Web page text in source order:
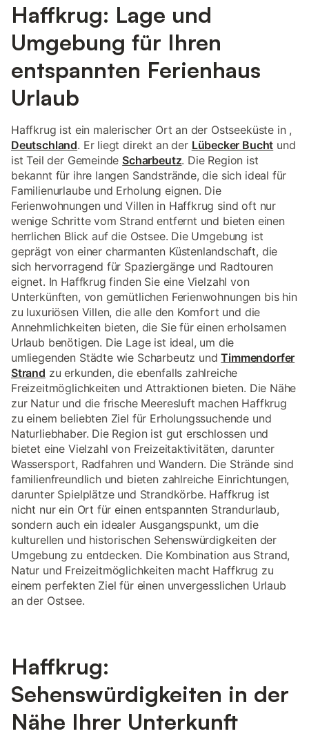
Haffkrug: Lage und
Umgebung für Ihren
entspannten Ferienhaus
Urlaub
Haffkrug ist ein malerischer Ort an der Ostseeküste in ,
Deutschland. Er liegt direkt an der Lübecker Bucht und
ist Teil der Gemeinde Scharbeutz. Die Region ist
bekannt für ihre langen Sandstrände, die sich ideal für
Familienurlaube und Erholung eignen. Die
Ferienwohnungen und Villen in Haffkrug sind oft nur
wenige Schritte vom Strand entfernt und bieten einen
herrlichen Blick auf die Ostsee. Die Umgebung ist
geprägt von einer charmanten Küstenlandschaft, die
sich hervorragend für Spaziergänge und Radtouren
eignet. In Haffkrug finden Sie eine Vielzahl von
Unterkünften, von gemütlichen Ferienwohnungen bis hin
zu luxuriösen Villen, die alle den Komfort und die
Annehmlichkeiten bieten, die Sie für einen erholsamen
Urlaub benötigen. Die Lage ist ideal, um die
umliegenden Städte wie Scharbeutz undTimmendorfer
Strand zu erkunden, die ebenfalls zahlreiche
Freizeitmöglichkeiten und Attraktionen bieten. Die Nähe
zur Natur und die frische Meeresluft machen Haffkrug
zu einem beliebten Ziel für Erholungssuchende und
Naturliebhaber. Die Region ist gut erschlossen und
bietet eine Vielzahl von Freizeitaktivitäten, darunter
Wassersport, Radfahren und Wandern. Die Strände sind
familienfreundlich und bieten zahlreiche Einrichtungen,
darunter Spielplätze und Strandkörbe. Haffkrug ist
nicht nur ein Ort für einen entspannten Strandurlaub,
sondern auch ein idealer Ausgangspunkt, um die
kulturellen und historischen Sehenswürdigkeiten der
Umgebung zu entdecken. Die Kombination aus Strand,
Natur und Freizeitmöglichkeiten macht Haffkrug zu
einem perfekten Ziel für einen unvergesslichen Urlaub
an der Ostsee.
Haffkrug:
Sehenswürdigkeiten in der
Nähe Ihrer Unterkunft